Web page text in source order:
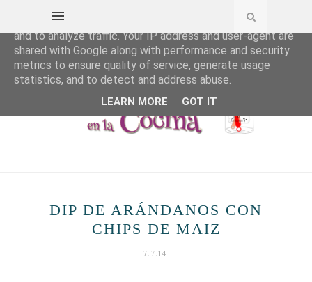
DIP DE ARÁNDANOS CON
CHIPS DE MAIZ
7.7.14
This site uses cookies from Google to deliver its services
and to analyze traffic. Your IP address and user-agent are
shared with Google along with performance and security
metrics to ensure quality of service, generate usage
statistics, and to detect and address abuse.
LEARN MORE GOT IT